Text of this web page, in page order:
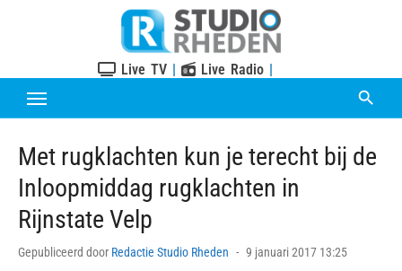
Live TV | Live Radio |
Met rugklachten kun je terecht bij de
Inloopmiddag rugklachten in
Rijnstate Velp
Gepubliceerd door Redactie Studio Rheden
Posted
9 januari 2017 13:25